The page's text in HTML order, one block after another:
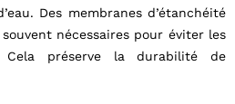
Des membranes d’étanchéité
nécessaires pour éviter les
Cela préserve la durabilité de